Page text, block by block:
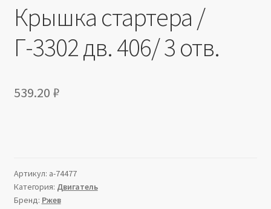
Крышка стартера /
Г-3302 дв. 406/ 3 отв.
539.20 ₽
Артикул: a-74477
Категория: Двигатель
Бренд: Ржев